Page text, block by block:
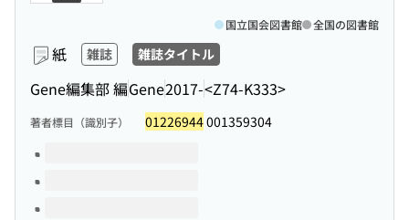
紙 雑誌 雑誌タイトル
Gene編集部 編Gene2017-<Z74-K333>
国立国会図書館 全国の図書館
著者標目（識別子） 01226944001359304
このタイトルの巻号